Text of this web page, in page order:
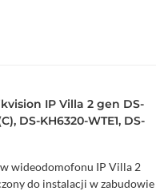
IP Villa 2 gen DS-
DS-KH6320-WTE1, DS-
wideodomofonu IP Villa 2
do instalacji w zabudowie